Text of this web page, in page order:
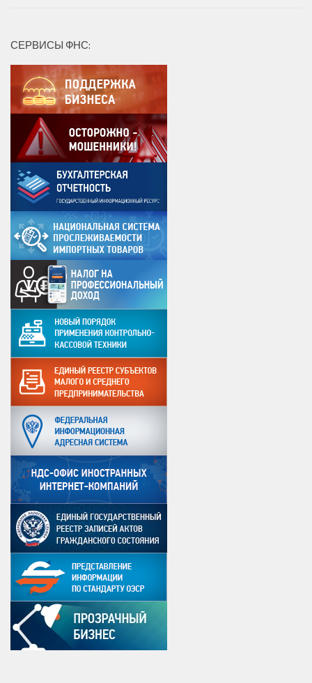
СЕРВИСЫ ФНС: